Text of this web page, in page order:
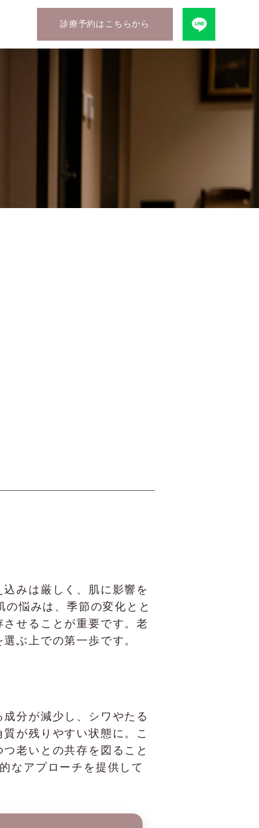
診療予約はこちらから
みは厳しく、肌に影響を
悩みは、季節の変化とと
せることが重要です。老
ぶ上での第一歩です。
分が減少し、シワやたる
が残りやすい状態に。こ
老いとの共存を図ること
なアプローチを提供して